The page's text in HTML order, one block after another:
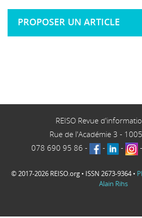
PROPOSER UN ARTICLE
REISO Revue
Rue de l'Académie 3 - 1005
078 690 95 86 - - - -
© 2017-2026 REISO.org • ISSN 2673-9364 •
Alain Rihs